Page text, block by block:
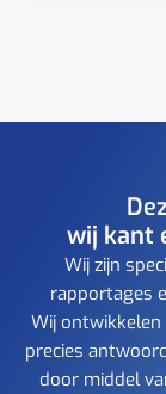
wij kant
Wij zijn
rapportages
Wij
precies
door middel